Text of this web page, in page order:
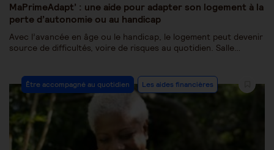
MaPrimeAdapt’ : une aide pour adapter son logement à la
perte d’autonomie ou au handicap
Avec l’avancée en âge ou le handicap, le logement peut devenir
source de difficultés, voire de risques au quotidien. Salle…
Être accompagné au quotidien Les aides financières